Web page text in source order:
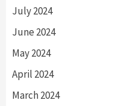
July 2024
June 2024
May 2024
April 2024
March 2024